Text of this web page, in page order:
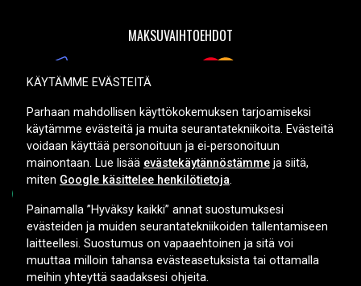
MAKSUVAIHTOEHDOT
TOIMITUSVAIHTOEHDOT
Copyright © 2026, Spares Nordic AB
KÄYTÄMME EVÄSTEITÄ
Parhaan mahdollisen käyttökokemuksen tarjoamiseksi
käytämme evästeitä ja muita seurantatekniikoita. Evästeitä
voidaan käyttää personoituun ja ei-personoituun
mainontaan. Lue lisää evästekäytännöstämme ja siitä,
miten Google käsittelee henkilötietoja.
Painamalla ”Hyväksy kaikki” annat suostumuksesi
evästeiden ja muiden seurantatekniikoiden tallentamiseen
laitteellesi. Suostumus on vapaaehtoinen ja sitä voi
muuttaa milloin tahansa evästeasetuksista tai ottamalla
meihin yhteyttä saadaksesi ohjeita.